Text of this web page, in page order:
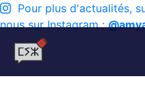
Pour plus d'actualités,
nous sur Instagram :